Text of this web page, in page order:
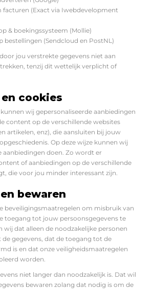
facturen (Exact via Iwebdevelopment
& boekingssysteem (Mollie)
bestellingen (Sendcloud en PostNL)
jou verstrekte gegevens niet aan
tenzij dit wettelijk verplicht of
cookies
wij gepersonaliseerde aanbiedingen
content op de verschillende websites
artikelen, enz), die aansluiten bij jouw
Op deze wijze kunnen wij
aanbiedingen doen. Zo wordt er
of aanbiedingen op de verschillende
die voor jou minder interessant zijn.
bewaren
beveiligingsmaatregelen om misbruik van
toegang tot jouw persoonsgegevens te
wij dat alleen de noodzakelijke personen
gegevens, dat de toegang tot de
is en dat onze veiligheidsmaatregelen
worden.
niet langer dan noodzakelijk is. Dat wil
bewaren zolang dat nodig is om de